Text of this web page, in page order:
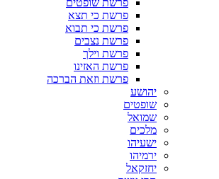
פרשת שופטים
פרשת כי תצא
פרשת כי תבוא
פרשת נצבים
פרשת וילך
פרשת האזינו
פרשת וזאת הברכה
יהושע
שופטים
שמואל
מלכים
ישעיהו
ירמיהו
יחזקאל